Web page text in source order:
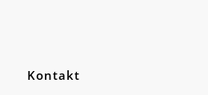
Kontakt